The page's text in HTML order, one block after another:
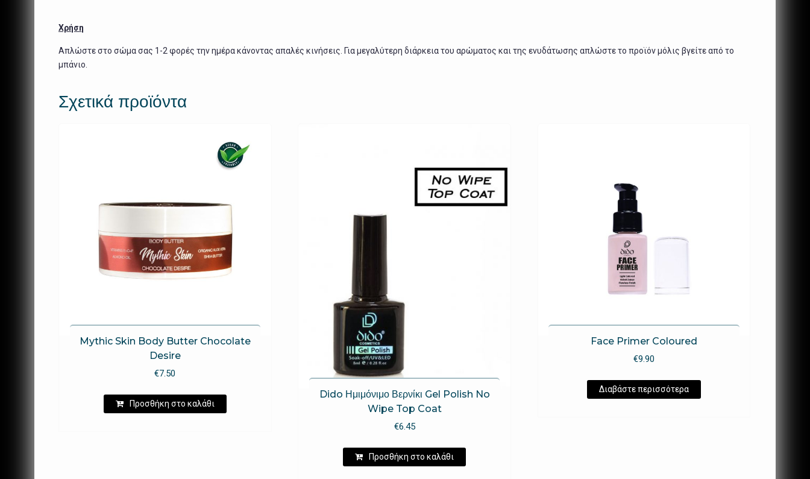
Χρήση
Απλώστε στο σώμα σας 1-2 φορές την ημέρα κάνοντας απαλές κινήσεις. Για μεγαλύτερη διάρκεια του αρώματος και της ενυδάτωσης απλώστε το προϊόν μόλις βγείτε από το
μπάνιο.
Σχετικά προϊόντα
Mythic Skin Body Butter Chocolate
Desire
€7.50
Προσθήκη στο καλάθι
Dido Ημιμόνιμο Βερνίκι Gel Polish No
Wipe Top Coat
€6.45
Προσθήκη στο καλάθι
Face Primer Coloured
€9.90
Διαβάστε περισσότερα